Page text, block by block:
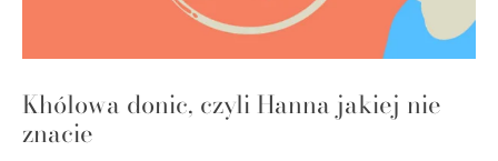
Khólowa donic, czyli Hanna jakiej nie
znacie